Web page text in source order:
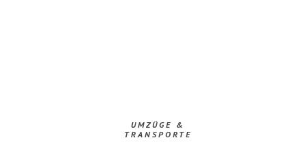
UMZÜGE &
TRANSPORTE